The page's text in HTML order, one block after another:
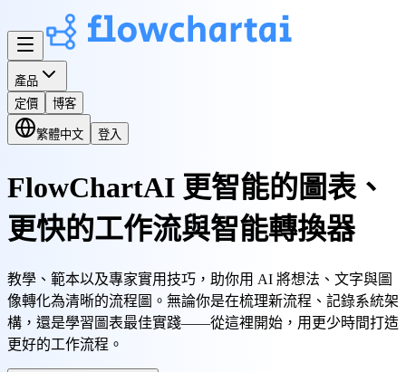
產品
定價
博客
繁體中文 登入
FlowChartAI 更智能的圖表、
更快的工作流與智能轉換器
教學、範本以及專家實用技巧，助你用 AI 將想法、文字與圖
像轉化為清晰的流程圖。無論你是在梳理新流程、記錄系統架
構，還是學習圖表最佳實踐——從這裡開始，用更少時間打造
更好的工作流程。